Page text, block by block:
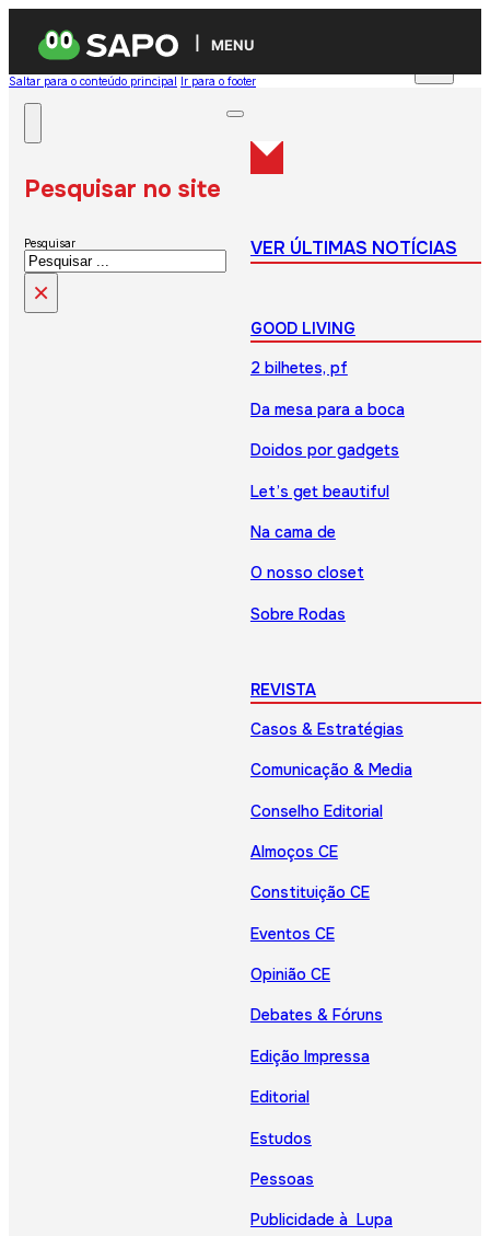
MENU
Saltar para o conteúdo principal Ir para o footer
Pesquisar no site
Pesquisar
×
VER ÚLTIMAS NOTÍCIAS
GOOD LIVING
2 bilhetes, pf
Da mesa para a boca
Doidos por gadgets
Let’s get beautiful
Na cama de
O nosso closet
Sobre Rodas
REVISTA
Casos & Estratégias
Comunicação & Media
Conselho Editorial
Almoços CE
Constituição CE
Eventos CE
Opinião CE
Debates & Fóruns
Edição Impressa
Editorial
Estudos
Pessoas
Publicidade à Lupa